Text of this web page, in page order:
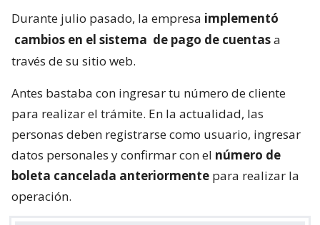
Durante julio pasado, la empresa implementó
cambios en el sistema de pago de cuentasa
través de su sitio web.
Antes bastaba con ingresar tu número de cliente
para realizar el trámite. En la actualidad, las
personas deben registrarse como usuario, ingresar
datos personales y confirmar con el número de
boleta cancelada anteriormente para realizar la
operación.